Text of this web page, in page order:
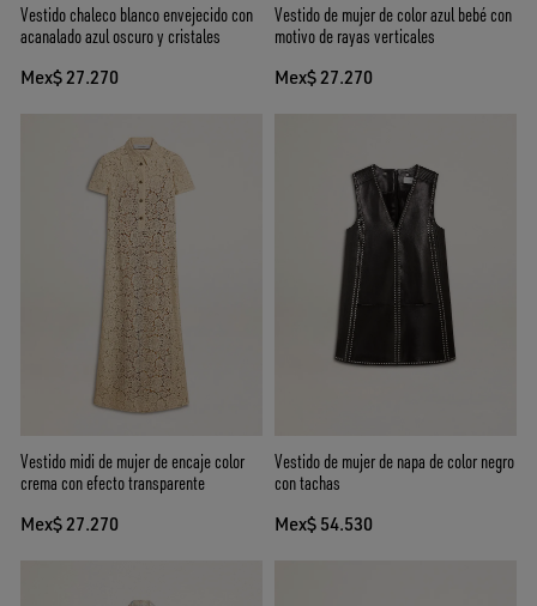
Vestido chaleco blanco envejecido con
acanalado azul oscuro y cristales
Mex$ 27.270
Vestido de mujer de color azul bebé con
motivo de rayas verticales
Mex$ 27.270
Vestido midi de mujer de encaje color
crema con efecto transparente
Mex$ 27.270
Vestido de mujer de napa de color negro
con tachas
Mex$ 54.530